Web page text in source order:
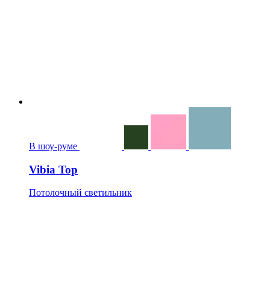
В шоу-руме
Vibia Top
Потолочный светильник